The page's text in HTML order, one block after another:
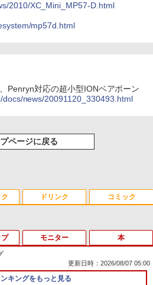
2010/XC_Mini_MP57-D.html
mp57d.html
Penryn対応の超小型IONベアボーン
news/20091120_330493.html
プページに戻る
Soundcore P40i オフホワイト
WAYNE feat. Flo Milli, ATL Jacob
ドリンク
限定】 い・ろ・は・す 2L P
ルレス ×8本
コミック
とりごと 17巻 (デジタル版ビッグガ
ミックス)
更新日時：2026/08/07 05:00
キングをもっと見る
プ モニター 本